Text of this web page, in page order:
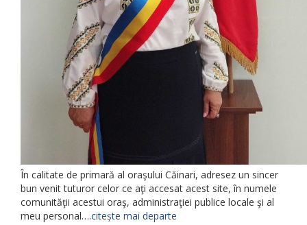
În calitate de primară al oraşului Căinari, adresez un sincer
bun venit tuturor celor ce aţi accesat acest site, în numele
comunităţii acestui oraş, administraţiei publice locale şi al
meu personal….citește mai departe